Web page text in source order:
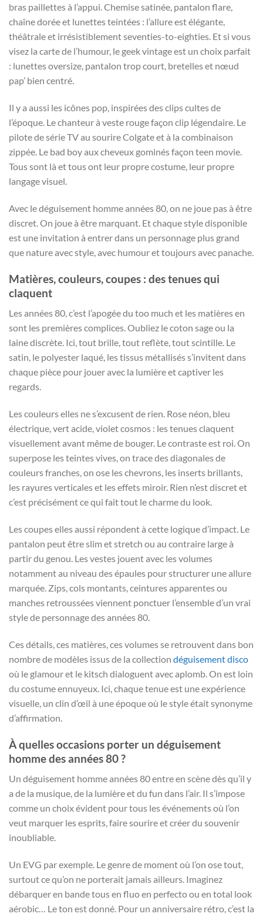
bras paillettes à l’appui. Chemise satinée, pantalon flare,
chaîne dorée et lunettes teintées : l’allure est élégante,
théâtrale et irrésistiblement seventies-to-eighties. Et si vous
visez la carte de l’humour, le geek vintage est un choix parfait
: lunettes oversize, pantalon trop court, bretelles et nœud
pap’ bien centré.
Il y a aussi les icônes pop, inspirées des clips cultes de
l’époque. Le chanteur à veste rouge façon clip légendaire. Le
pilote de série TV au sourire Colgate et à la combinaison
zippée. Le bad boy aux cheveux gominés façon teen movie.
Tous sont là et tous ont leur propre costume, leur propre
langage visuel.
Avec le déguisement homme années 80, on ne joue pas à être
discret. On joue à être marquant. Et chaque style disponible
est une invitation à entrer dans un personnage plus grand
que nature avec style, avec humour et toujours avec panache.
Matières, couleurs, coupes : des tenues qui
claquent
Les années 80, c’est l’apogée du too much et les matières en
sont les premières complices. Oubliez le coton sage ou la
laine discrète. Ici, tout brille, tout reflète, tout scintille. Le
satin, le polyester laqué, les tissus métallisés s’invitent dans
chaque pièce pour jouer avec la lumière et captiver les
regards.
Les couleurs elles ne s’excusent de rien. Rose néon, bleu
électrique, vert acide, violet cosmos : les tenues claquent
visuellement avant même de bouger. Le contraste est roi. On
superpose les teintes vives, on trace des diagonales de
couleurs franches, on ose les chevrons, les inserts brillants,
les rayures verticales et les effets miroir. Rien n’est discret et
c’est précisément ce qui fait tout le charme du look.
Les coupes elles aussi répondent à cette logique d’impact. Le
pantalon peut être slim et stretch ou au contraire large à
partir du genou. Les vestes jouent avec les volumes
notamment au niveau des épaules pour structurer une allure
marquée. Zips, cols montants, ceintures apparentes ou
manches retroussées viennent ponctuer l’ensemble d’un vrai
style de personnage des années 80.
Ces détails, ces matières, ces volumes se retrouvent dans bon
nombre de modèles issus de la collection déguisement disco
où le glamour et le kitsch dialoguent avec aplomb. On est loin
du costume ennuyeux. Ici, chaque tenue est une expérience
visuelle, un clin d’œil à une époque où le style était synonyme
d’affirmation.
À quelles occasions porter un déguisement
homme des années 80 ?
Un déguisement homme années 80 entre en scène dès qu’il y
a de la musique, de la lumière et du fun dans l’air. Il s’impose
comme un choix évident pour tous les événements où l’on
veut marquer les esprits, faire sourire et créer du souvenir
inoubliable.
Un EVG par exemple. Le genre de moment où l’on ose tout,
surtout ce qu’on ne porterait jamais ailleurs. Imaginez
débarquer en bande tous en fluo en perfecto ou en total look
aérobic… Le ton est donné. Pour un anniversaire rétro, c’est la